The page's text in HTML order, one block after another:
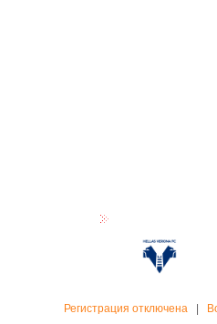
Регистрация отключена